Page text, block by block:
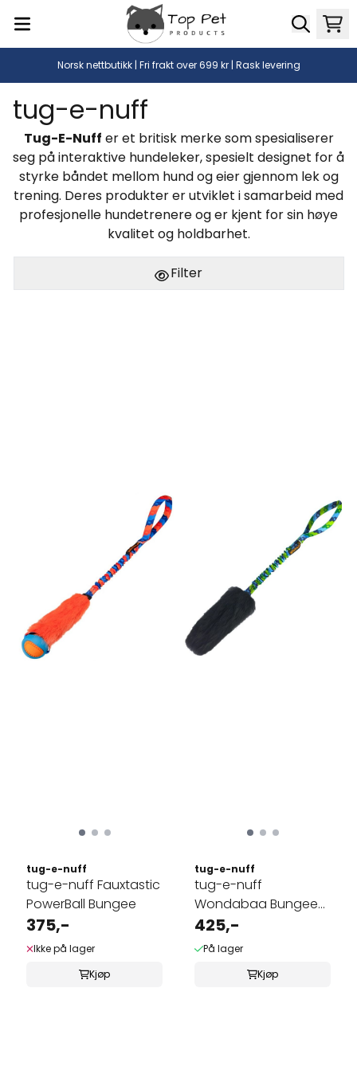
Hopp til innhold
Norsk nettbutikk | Fri frakt over 699 kr | Rask levering
tug-e-nuff
Tug-E-Nuff er et britisk merke som spesialiserer
seg på interaktive hundeleker, spesielt designet for å
styrke båndet mellom hund og eier gjennom lek og
trening. Deres produkter er utviklet i samarbeid med
profesjonelle hundetrenere og er kjent for sin høye
kvalitet og holdbarhet.
Filter
tug-e-nuff
tug-e-nuff Fauxtastic
PowerBall Bungee
375,-
Ikke på lager
Kjøp
tug-e-nuff
tug-e-nuff
Wondabaa Bungee
med sauepels
425,-
På lager
Kjøp